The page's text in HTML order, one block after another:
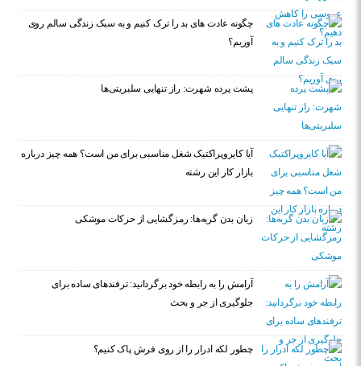
چگونه عادت‌ های بد را ترک کنیم و به سبک زندگی سالم روی
آوریم؟
پشت پرده شهرت: راز تنهایی سلبریتی‌ها
آیا کایروپراکتیک شغل مناسبی برای من است؟ همه چیز درباره
بازار کار این رشته
زبان بدن گربه‌ها: رمزگشایی از حرکات موشکی
آرامش را به رابطه خود برگردانید: ترفندهای ساده برای
جلوگیری از جر و بحث
چطور لکه ادرار را از روی فرش پاک کنیم؟